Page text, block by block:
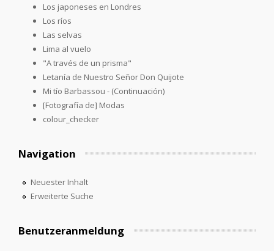
Los japoneses en Londres
Los ríos
Las selvas
Lima al vuelo
"A través de un prisma"
Letanía de Nuestro Señor Don Quijote
Mi tío Barbassou - (Continuación)
[Fotografía de] Modas
colour_checker
Navigation
Neuester Inhalt
Erweiterte Suche
Benutzeranmeldung